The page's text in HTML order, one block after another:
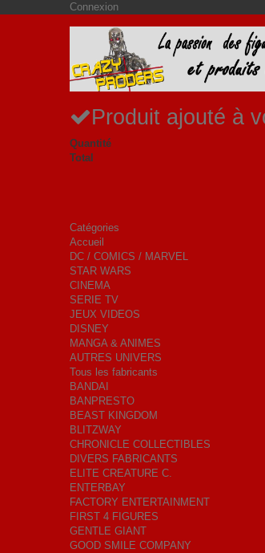
Connexion
Produit ajouté à
Quantité
Total
Catégories
Accueil
DC / COMICS / MARVEL
STAR WARS
CINEMA
SERIE TV
JEUX VIDEOS
DISNEY
MANGA & ANIMES
AUTRES UNIVERS
Tous les fabricants
BANDAI
BANPRESTO
BEAST KINGDOM
BLITZWAY
CHRONICLE COLLECTIBLES
DIVERS FABRICANTS
ELITE CREATURE C.
ENTERBAY
FACTORY ENTERTAINMENT
FIRST 4 FIGURES
GENTLE GIANT
GOOD SMILE COMPANY